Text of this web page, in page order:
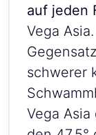
auf jeden
Vega
schwerer
Vega